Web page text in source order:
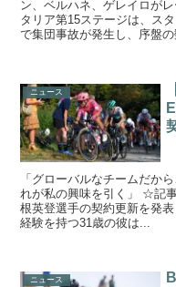
ン、ベルハネ、ゲレイロが
タリア第15ステージは、ス
で集団事故が発生し、序盤
ニュース
「グローバルなチームだか
れが私の興味を引く」 ☆記
根英登選手の契約更新を発
経験を持つ31歳の彼は...
ニュース